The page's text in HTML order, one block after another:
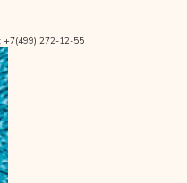
+7(499) 272-12-55